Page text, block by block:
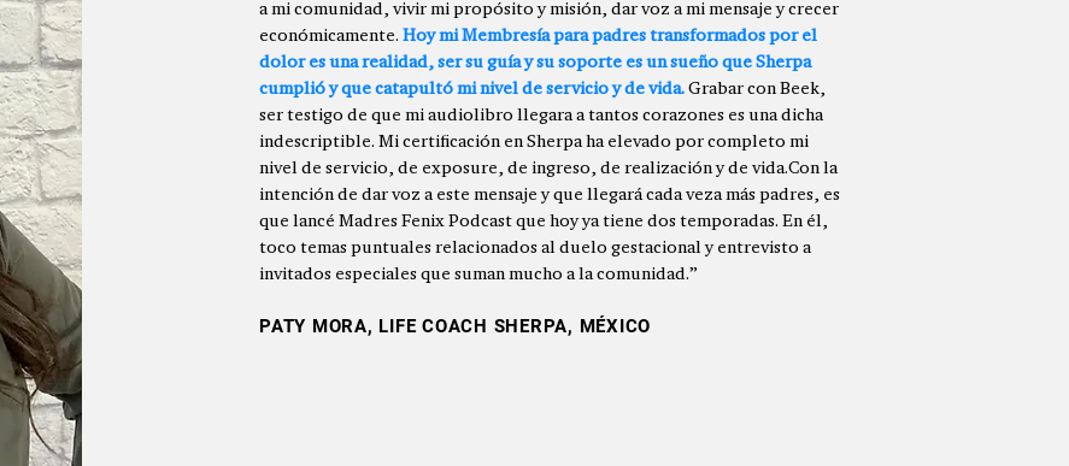
a mi comunidad, vivir mi propósito y misión, dar voz a mi mensaje y crecer
económicamente. Hoy mi Membresía para padres transformados por el
dolor es una realidad, ser su guía y su soporte es un sueño que Sherpa
cumplió y que catapultó mi nivel de servicio y de vida. Grabar con Beek,
ser testigo de que mi audiolibro llegara a tantos corazones es una dicha
indescriptible. Mi certificación en Sherpa ha elevado por completo mi
nivel de servicio, de exposure, de ingreso, de realización y de vida.Con la
intención de dar voz a este mensaje y que llegará cada veza más padres, es
que lancé Madres Fenix Podcast que hoy ya tiene dos temporadas. En él,
toco temas puntuales relacionados al duelo gestacional y entrevisto a
invitados especiales que suman mucho a la comunidad.”
PATY MORA, LIFE COACH SHERPA, MÉXICO